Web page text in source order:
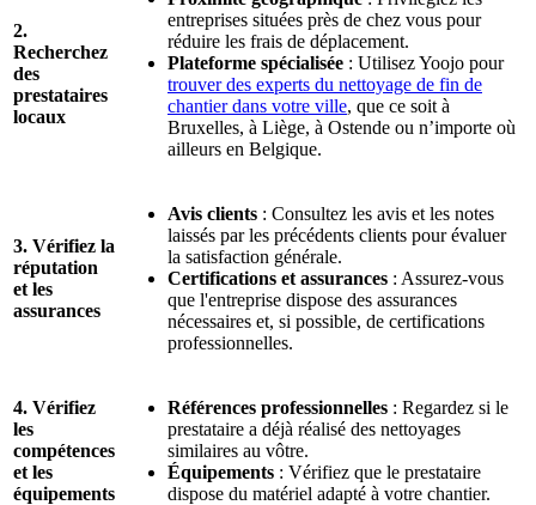
2.
Recherchez
des
prestataires
locaux
entreprises situées près de chez vous pour
réduire les frais de déplacement.
Plateforme spécialisée : Utilisez Yoojo pour
trouver des experts du nettoyage de fin de
chantier dans votre ville, que ce soit à
Bruxelles, à Liège, à Ostende ou n’importe où
ailleurs en Belgique.
3. Vérifiez la
réputation
et les
assurances
Avis clients : Consultez les avis et les notes
laissés par les précédents clients pour évaluer
la satisfaction générale.
Certifications et assurances : Assurez-vous
que l'entreprise dispose des assurances
nécessaires et, si possible, de certifications
professionnelles.
4. Vérifiez
les
compétences
et les
équipements
Références professionnelles : Regardez si le
prestataire a déjà réalisé des nettoyages
similaires au vôtre.
Équipements : Vérifiez que le prestataire
dispose du matériel adapté à votre chantier.